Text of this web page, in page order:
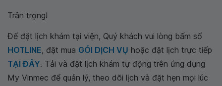
Trân trọng!
Để đặt lịch khám tại viện, Quý khách vui lòng bấm số
HOTLINE, đặt mua GÓI DỊCH VỤ hoặc đặt lịch trực tiếp
TẠI ĐÂY. Tải và đặt lịch khám tự động trên ứng dụng
My Vinmec để quản lý, theo dõi lịch và đặt hẹn mọi lúc